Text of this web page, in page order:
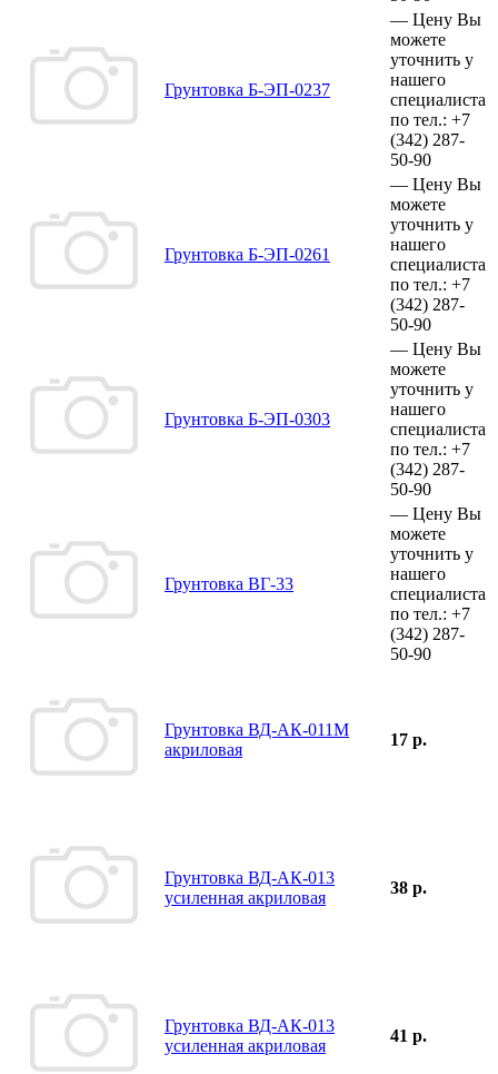
Грунтовка Б-ЭП-0237
— Цену Вы
можете
уточнить у
нашего
специалиста
по тел.: +7
(342) 287-
50-90
Грунтовка Б-ЭП-0261
— Цену Вы
можете
уточнить у
нашего
специалиста
по тел.: +7
(342) 287-
50-90
Грунтовка Б-ЭП-0303
— Цену Вы
можете
уточнить у
нашего
специалиста
по тел.: +7
(342) 287-
50-90
Грунтовка ВГ-33
— Цену Вы
можете
уточнить у
нашего
специалиста
по тел.: +7
(342) 287-
50-90
Грунтовка ВД-АК-011М
акриловая
17 р.
Грунтовка ВД-АК-013
усиленная акриловая
38 р.
Грунтовка ВД-АК-013
усиленная акриловая
41 р.